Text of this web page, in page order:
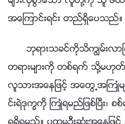
အေၾကာင္းရင္း တည္ရွိေပသည္။
ဘုရားသခင္ကိုသိကြၽမ္းလ
တရားမ်ားကို တစ္ရက္ သို႔မဟုတ္
လူသားအေနျဖင့္ အေတြ႕အႀကဳံ
င္းရဲဒုကၡကို ႀကဳံရမည္ျဖစ္ၿပီး၊ စ